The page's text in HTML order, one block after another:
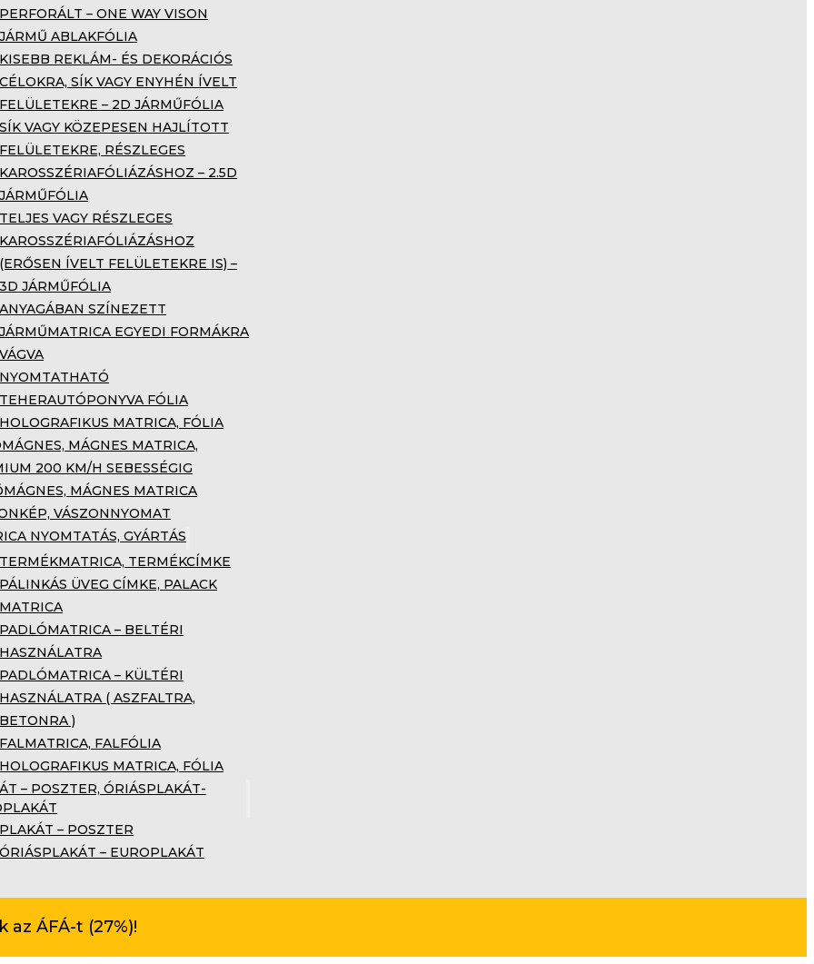
PERFORÁLT – ONE WAY VISON
JÁRMŰ ABLAKFÓLIA
KISEBB REKLÁM- ÉS DEKORÁCIÓS
CÉLOKRA, SÍK VAGY ENYHÉN ÍVELT
FELÜLETEKRE – 2D JÁRMŰFÓLIA
SÍK VAGY KÖZEPESEN HAJLÍTOTT
FELÜLETEKRE, RÉSZLEGES
KAROSSZÉRIAFÓLIÁZÁSHOZ – 2.5D
JÁRMŰFÓLIA
TELJES VAGY RÉSZLEGES
KAROSSZÉRIAFÓLIÁZÁSHOZ
(ERŐSEN ÍVELT FELÜLETEKRE IS) –
3D JÁRMŰFÓLIA
ANYAGÁBAN SZÍNEZETT
JÁRMŰMATRICA EGYEDI FORMÁKRA
VÁGVA
NYOMTATHATÓ
TEHERAUTÓPONYVA FÓLIA
HOLOGRAFIKUS MATRICA, FÓLIA
MÁGNES MATRICA,
200 KM/H SEBESSÉGIG
MÁGNES MATRICA
VÁSZONNYOMAT
NYOMTATÁS, GYÁRTÁS
TERMÉKMATRICA, TERMÉKCÍMKE
PÁLINKÁS ÜVEG CÍMKE, PALACK
MATRICA
PADLÓMATRICA – BELTÉRI
HASZNÁLATRA
PADLÓMATRICA – KÜLTÉRI
HASZNÁLATRA ( ASZFALTRA,
BETONRA )
FALMATRICA, FALFÓLIA
HOLOGRAFIKUS MATRICA, FÓLIA
– POSZTER, ÓRIÁSPLAKÁT-
PLAKÁT – POSZTER
ÓRIÁSPLAKÁT – EUROPLAKÁT
ÁFÁ-t (27%)!